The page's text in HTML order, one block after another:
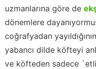
uzmanlarına göre de
dönemlere
coğrafyadan
yabancı dilde köfteyi
ve köfteden sadece